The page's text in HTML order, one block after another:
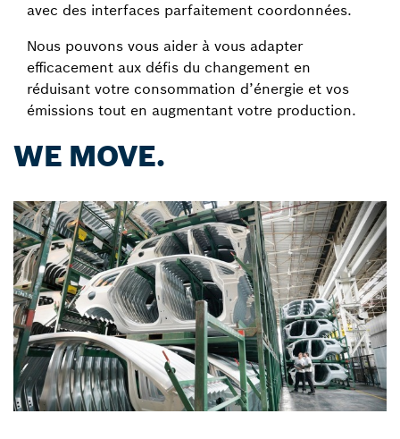
avec des interfaces parfaitement coordonnées.
Nous pouvons vous aider à vous adapter
efficacement aux défis du changement en
réduisant votre consommation d’énergie et vos
émissions tout en augmentant votre production.
WE MOVE.